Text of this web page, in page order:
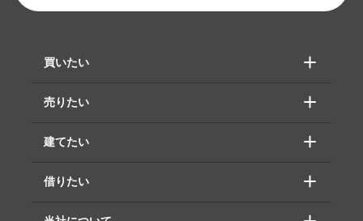
買いたい
売りたい
建てたい
借りたい